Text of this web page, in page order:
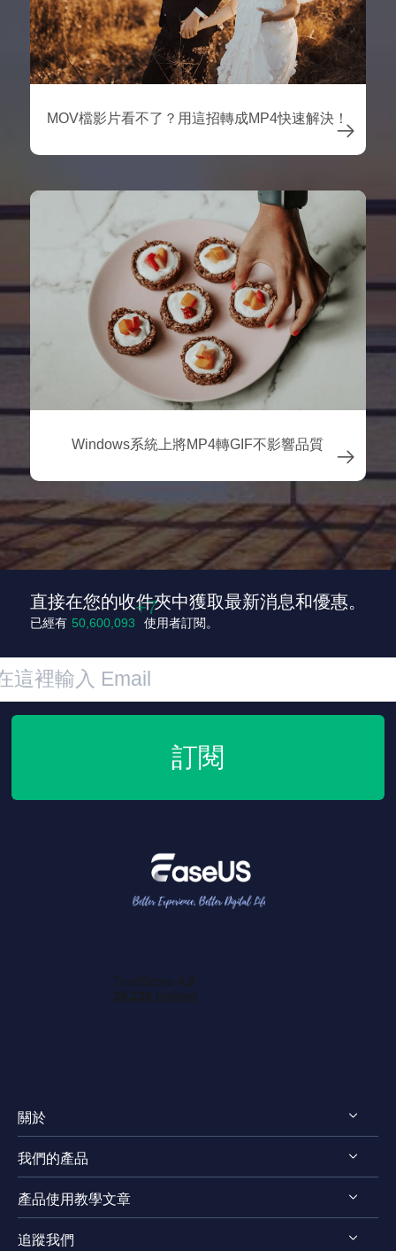
MOV檔影片看不了？用這招轉成MP4快速解決！
Windows系統上將MP4轉GIF不影響品質 
直接在您的收件夾中獲取最新消息和優惠。
已經有 50,600,100 使用者訂閱。
訂閱
關於
認識 EaseUS
評測 & 獎項
法律聲明
我們的產品
EaseUS VoiceWave
EaseUS VideoKit
產品使用教學文章
追蹤我們
+9